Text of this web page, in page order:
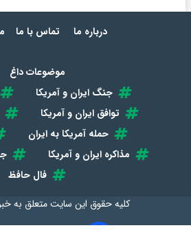
درباره ما تماس با ما
موضوعات داغ
جنگ ایران و آمریکا
توافق ایران و آمریکا
حمله آمریکا به ایران
مذاکره ایران و آمریکا
فال حافظ
کلیه حقوق این سایت متعلق به